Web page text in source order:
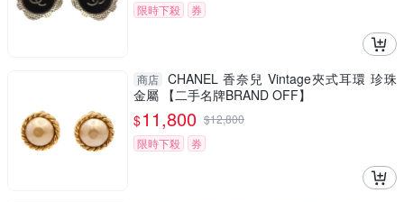
限時下殺
券
商店 CHANEL 香奈兒 Vintage夾式耳環 珍珠
金屬 【二手名牌BRAND OFF】
$11,800 $12,800
限時下殺
券